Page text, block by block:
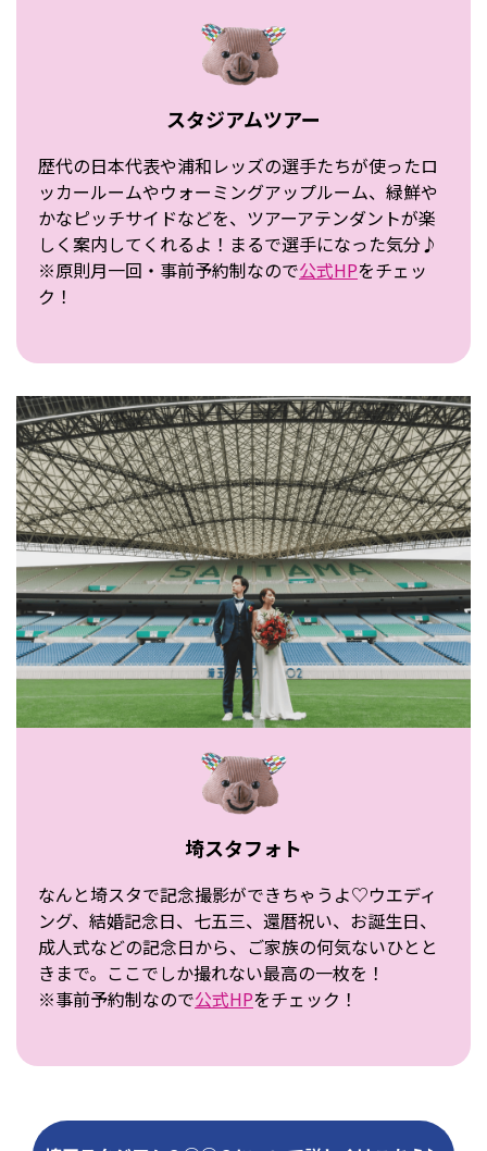
スタジアムツアー
歴代の日本代表や浦和レッズの選手たちが使ったロ
ッカールームやウォーミングアップルーム、緑鮮や
かなピッチサイドなどを、ツアーアテンダントが楽
しく案内してくれるよ！まるで選手になった気分♪
※原則月一回・事前予約制なので公式HPをチェッ
ク！
埼スタフォト
なんと埼スタで記念撮影ができちゃうよ♡ウエディ
ング、結婚記念日、七五三、還暦祝い、お誕生日、
成人式などの記念日から、ご家族の何気ないひとと
きまで。ここでしか撮れない最高の一枚を！
※事前予約制なので公式HPをチェック！